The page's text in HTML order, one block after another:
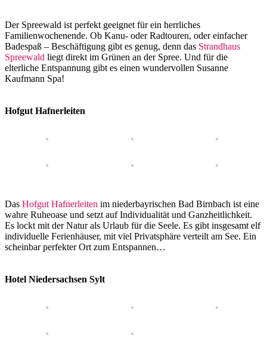
Der Spreewald ist perfekt geeignet für ein herrliches
Familienwochenende. Ob Kanu- oder Radtouren, oder einfacher
Badespaß – Beschäftigung gibt es genug, denn das Strandhaus
Spreewald liegt direkt im Grünen an der Spree. Und für die
elterliche Entspannung gibt es einen wundervollen Susanne
Kaufmann Spa!
Hofgut Hafnerleiten
Das Hofgut Hafnerleiten im niederbayrischen Bad Birnbach ist eine
wahre Ruheoase und setzt auf Individualität und Ganzheitlichkeit.
Es lockt mit der Natur als Urlaub für die Seele. Es gibt insgesamt elf
individuelle Ferienhäuser, mit viel Privatsphäre verteilt am See. Ein
scheinbar perfekter Ort zum Entspannen…
Hotel Niedersachsen Sylt